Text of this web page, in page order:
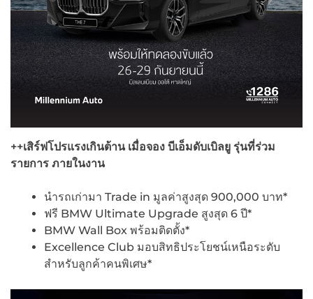
++เสิร์ฟโปรแรงเกินต้าน เมื่อจอง บีเอ็มดับเบิลยู รุ่นที่ร่วม
รายการ ภายในงาน
นำรถเก่ามา Trade in มูลค่าสูงสุด 900,000 บาท*
ฟรี BMW Ultimate Upgrade สูงสุด 6 ปี*​
BMW Wall Box พร้อมติดตั้ง*
Excellence Club มอบสิทธิประโยชน์เหนือระดับ
สำหรับลูกค้าคนพิเศษ*